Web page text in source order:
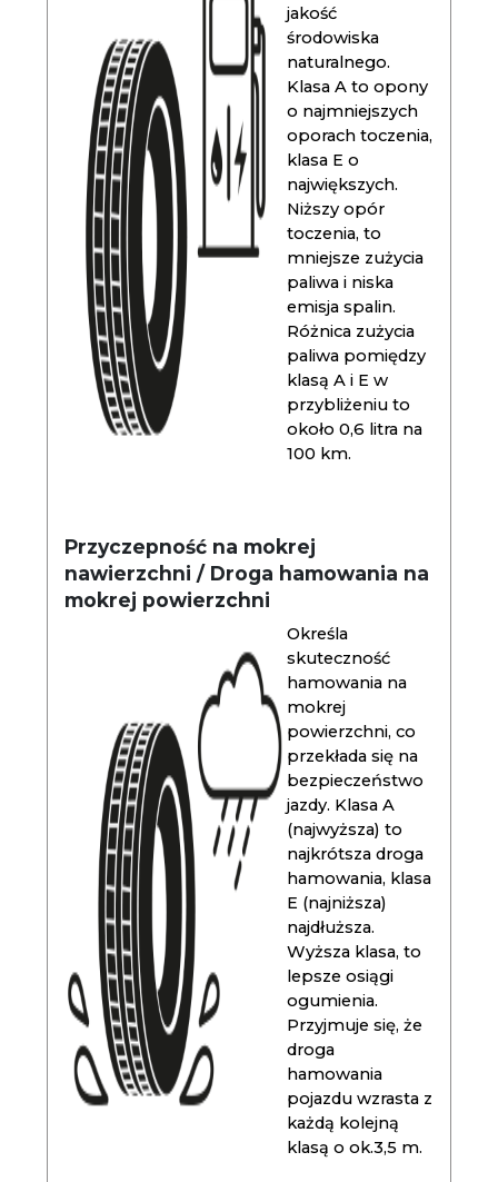
jakość
środowiska
naturalnego.
Klasa A to opony
o najmniejszych
oporach toczenia,
klasa E o
największych.
Niższy opór
toczenia, to
mniejsze zużycia
paliwa i niska
emisja spalin.
Różnica zużycia
paliwa pomiędzy
klasą A i E w
przybliżeniu to
około 0,6 litra na
100 km.
Przyczepność na mokrej
nawierzchni / Droga hamowania na
mokrej powierzchni
Określa
skuteczność
hamowania na
mokrej
powierzchni, co
przekłada się na
bezpieczeństwo
jazdy. Klasa A
(najwyższa) to
najkrótsza droga
hamowania, klasa
E (najniższa)
najdłuższa.
Wyższa klasa, to
lepsze osiągi
ogumienia.
Przyjmuje się, że
droga
hamowania
pojazdu wzrasta z
każdą kolejną
klasą o ok.3,5 m.